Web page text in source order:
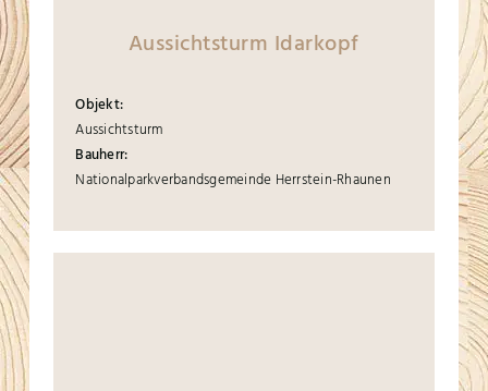
Aussichtsturm Idarkopf
Objekt:
Aussichtsturm
Bauherr:
Nationalparkverbandsgemeinde Herrstein-Rhaunen